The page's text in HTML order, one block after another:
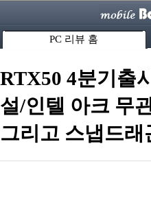
PC 리뷰 홈
RTX50 4분기출
설/인텔 아크 무
그리고 스냅드